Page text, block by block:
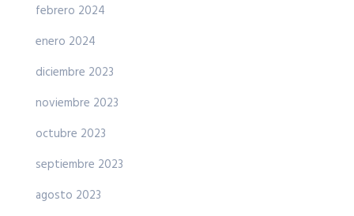
febrero 2024
enero 2024
diciembre 2023
noviembre 2023
octubre 2023
septiembre 2023
agosto 2023